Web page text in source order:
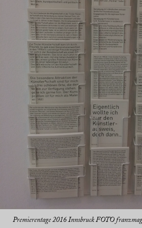
Premierentage 2016 Innsbruck FOTO